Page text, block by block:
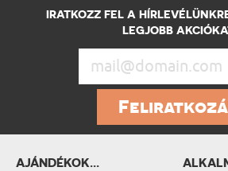
IRATKOZZ FEL A
LEGJOBB
AJÁNDÉKOK...